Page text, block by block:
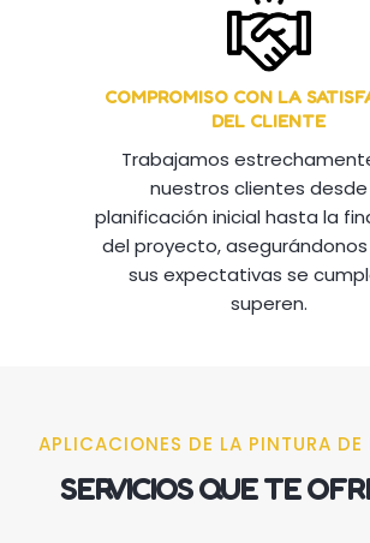
COMPROMISO CON LA
DEL CLIENTE
Trabajamos
nuestros clientes desde
planificación inicial hasta la
del proyecto,
sus expectativas se
superen.
APLICACIONES DE LA PINTURA DE
SERVICIOS QUE TE